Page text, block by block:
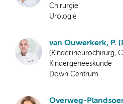
Chirurgie
Urologie
van Ouwerkerk, P.
(Kinder)neurochirurg,
Kindergeneeskunde
Down Centrum
Overweg-